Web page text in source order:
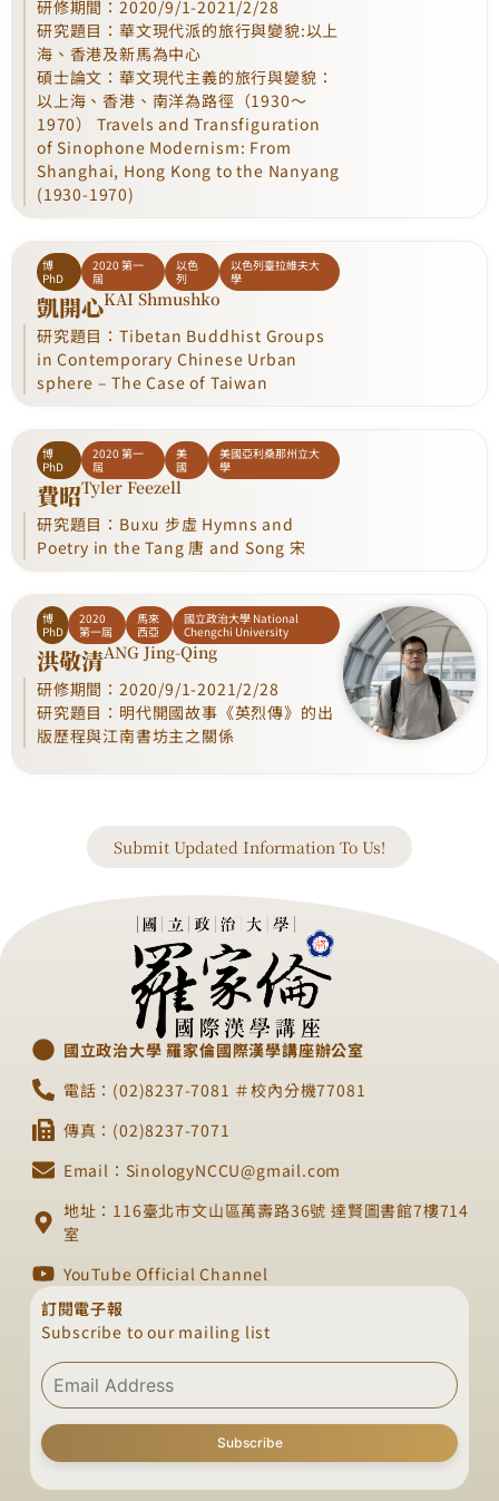
研修期間：2020/9/1-2021/2/28
研究題目：華文現代派的旅行與變貌:以上
海、香港及新馬為中心
碩士論文：華文現代主義的旅行與變貌：
以上海、香港、南洋為路徑（1930～
1970） Travels and Transfiguration
of Sinophone Modernism: From
Shanghai, Hong Kong to the Nanyang
(1930-1970)
博
PhD
2020 第一
屆
以色
列
以色列臺拉維夫大
學
凱開心KAI Shmushko
研究題目：Tibetan Buddhist Groups
in Contemporary Chinese Urban
sphere – The Case of Taiwan
博
PhD
2020 第一
屆
美
國
美國亞利桑那州立大
學
費昭Tyler Feezell
研究題目：Buxu 步虛 Hymns and
Poetry in the Tang 唐 and Song 宋
博
PhD
2020
第一屆
馬來
西亞
國立政治大學 National
Chengchi University
洪敬清ANG Jing-Qing
研修期間：2020/9/1-2021/2/28
研究題目：明代開國故事《英烈傳》的出
版歷程與江南書坊主之關係
Submit Updated Information To Us!
國立政治大學 羅家倫國際漢學講座辦公室
電話：(02)8237-7081 ＃校內分機77081
傳真：(02)8237-7071
Email：SinologyNCCU@gmail.com
地址：116臺北市文山區萬壽路36號 達賢圖書館7樓714
室
YouTube Official Channel
訂閱電子報
Subscribe to our mailing list
Subscribe